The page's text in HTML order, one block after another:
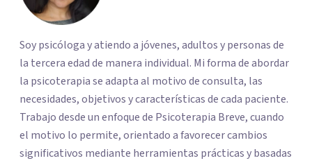
Soy psicóloga y atiendo a jóvenes, adultos y personas de
la tercera edad de manera individual. Mi forma de abordar
la psicoterapia se adapta al motivo de consulta, las
necesidades, objetivos y características de cada paciente.
Trabajo desde un enfoque de Psicoterapia Breve, cuando
el motivo lo permite, orientado a favorecer cambios
significativos mediante herramientas prácticas y basadas